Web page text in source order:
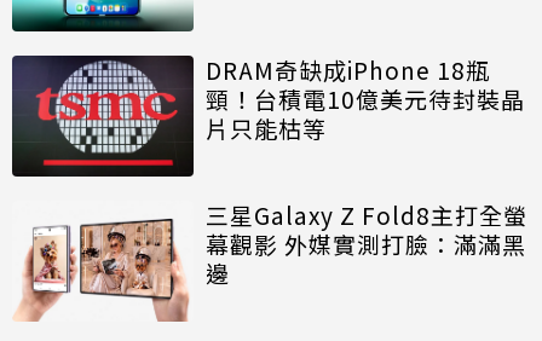
DRAM奇缺成iPhone 18瓶
頸！台積電10億美元待封裝晶
片只能枯等
三星Galaxy Z Fold8主打全螢
幕觀影 外媒實測打臉：滿滿黑
邊